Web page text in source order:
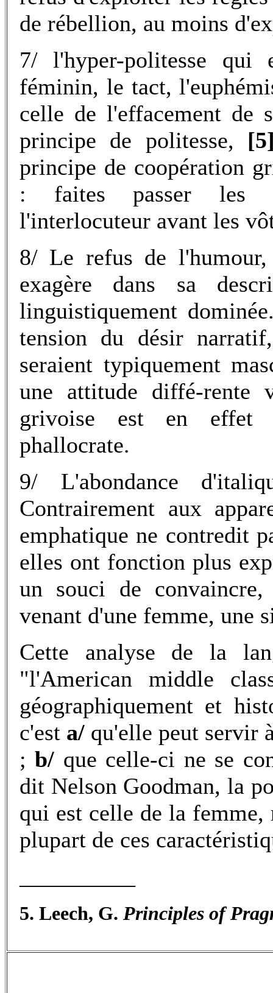
de rébellion, au moins
7/ l'hyper-politesse qui
féminin, le tact,
celle de l'effacement de
principe de politesse,
principe de coopération
: faites passer les
l'interlocuteur avant les
8/ Le refus de
exagère dans sa
linguistiquement
tension du désir
seraient typiquement
une attitude diffé-
grivoise est en effet
phallocrate.
9/ L'abondance
Contrairement aux
emphatique ne contredit
elles ont fonction plus
un souci de
venant d'une femme, une
Cette analyse de la
"l'American middle
géographiquement et
c'est a/ qu'elle peut servir
;b/ que celle-ci ne se
dit Nelson Goodman, la
qui est celle de la
plupart de ces
5. Leech, G. Principles of